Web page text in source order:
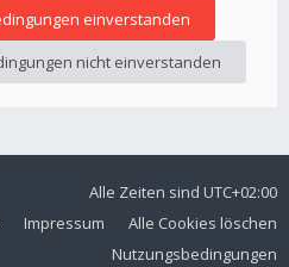
Alle Zeiten sind UTC+02:00
Alle Cookies löschen
Impressum
Nutzungsbedingungen